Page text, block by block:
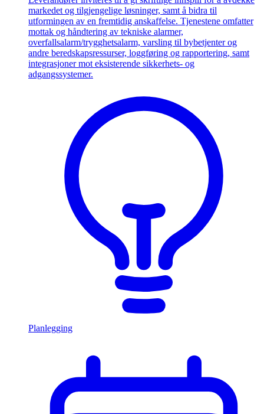
markedet og tilgjengelige løsninger, samt å bidra til
utformingen av en fremtidig anskaffelse. Tjenestene omfatter
mottak og håndtering av tekniske alarmer,
overfallsalarm/trygghetsalarm, varsling til bybetjenter og
andre beredskapsressurser, loggføring og rapportering, samt
integrasjoner mot eksisterende sikkerhets- og
adgangssystemer.
Planlegging